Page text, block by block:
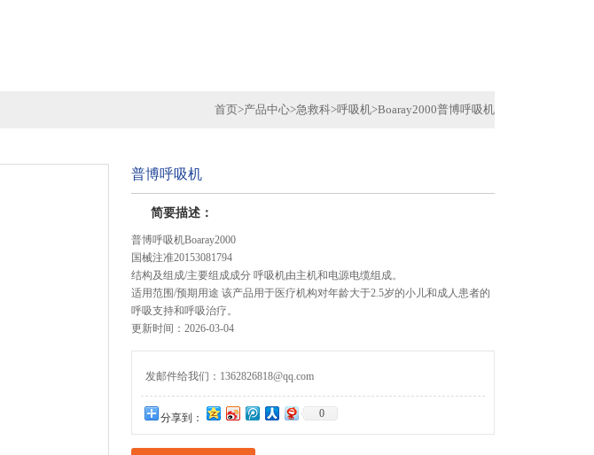
首页>产品中心>急救科>呼吸机>Boaray2000普博呼吸机
普博呼吸机
简要描述：
普博呼吸机Boaray2000
国械注准20153081794
结构及组成/主要组成成分 呼吸机由主机和电源电缆组成。
适用范围/预期用途 该产品用于医疗机构对年龄大于2.5岁的小儿和成人患者的
呼吸支持和呼吸治疗。
更新时间：2026-03-04
发邮件给我们：1362826818@qq.com
分享到： 0